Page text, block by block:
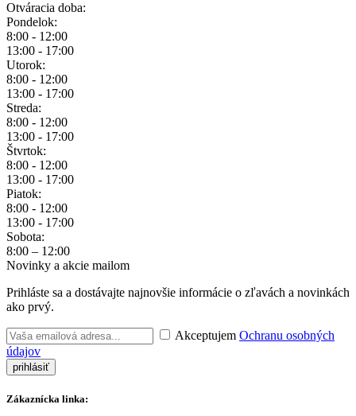
Otváracia doba:
Pondelok:
8:00 - 12:00
13:00 - 17:00
Utorok:
8:00 - 12:00
13:00 - 17:00
Streda:
8:00 - 12:00
13:00 - 17:00
Štvrtok:
8:00 - 12:00
13:00 - 17:00
Piatok:
8:00 - 12:00
13:00 - 17:00
Sobota:
8:00 – 12:00
Novinky a akcie mailom
Prihláste sa a dostávajte najnovšie informácie o zľavách a novinkách
ako prvý.
Akceptujem Ochranu osobných
údajov
Zákaznícka linka: